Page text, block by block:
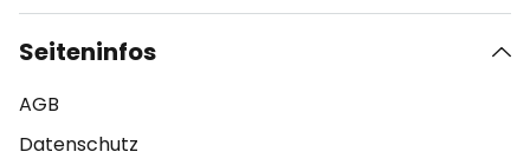
Seiteninfos
AGB
Datenschutz